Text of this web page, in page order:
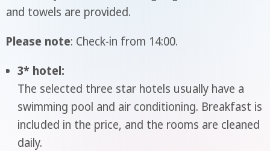
and towels are provided.
Please note: Check-in from 14:00.
3* hotel:
The selected three star hotels usually have a
swimming pool and air conditioning. Breakfast is
included in the price, and the rooms are cleaned
daily.